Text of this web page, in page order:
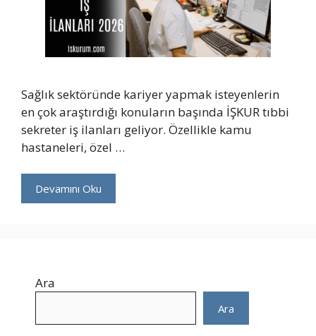
Sağlık sektöründe kariyer yapmak isteyenlerin
en çok araştırdığı konuların başında İŞKUR tıbbi
sekreter iş ilanları geliyor. Özellikle kamu
hastaneleri, özel …
Devamını Oku
Ara
Ara